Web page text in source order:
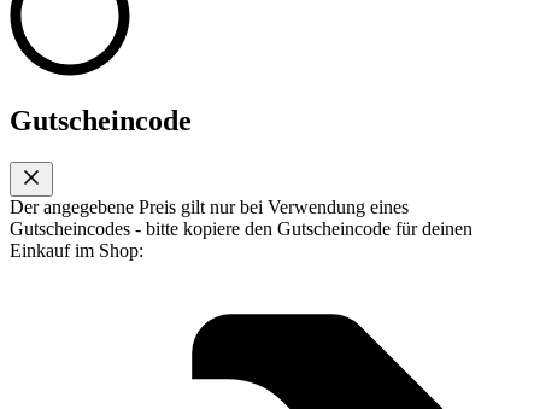
Gutscheincode
Der angegebene Preis gilt nur bei Verwendung eines
Gutscheincodes - bitte kopiere den Gutscheincode für deinen
Einkauf im Shop: